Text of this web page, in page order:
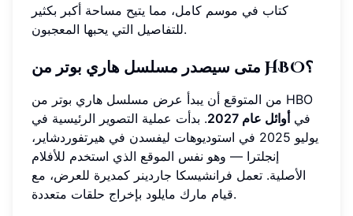
كتاب في موسم كامل، مما يتيح مساحة أكبر بكثير
للتفاصيل التي يحبها المعجبون.
متى سيصدر مسلسل هاري بوتر من HBO؟
من المتوقع أن يبدأ عرض مسلسل هاري بوتر من HBO
فيأوائل عام 2027
. بدأت عملية التصوير الرئيسية في
يوليو 2025 في استوديوهات ليفسدن في هيرتفوردشاير،
إنجلترا — وهو نفس الموقع الذي استخدم للأفلام
الأصلية. تعمل فرانشيسكا جاردينر كمديرة للعرض، مع
قيام مارك مايلود بإخراج حلقات متعددة.